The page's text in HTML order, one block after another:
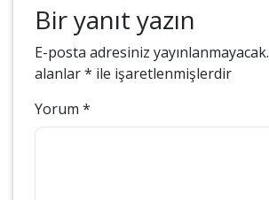
Bir yanıt yazın
E-posta adresiniz yayınlanmayacak.
alanlar* ile işaretlenmişlerdir
Yorum *